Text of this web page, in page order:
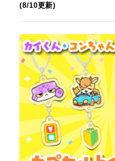
(8/10更新)